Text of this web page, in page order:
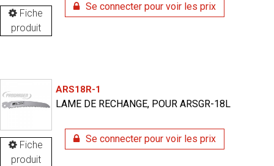
Fiche
produit
Se connecter pour voir les prix
Fiche
produit
ARS18R-1
LAME DE RECHANGE, POUR ARSGR-18L
Se connecter pour voir les prix